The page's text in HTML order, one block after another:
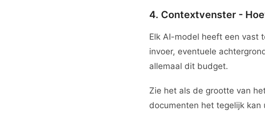
4. Contextvenster -
Elk AI-model heeft een vast
invoer, eventuele
allemaal dit budget.
Zie het als de grootte van
documenten het tegelijk